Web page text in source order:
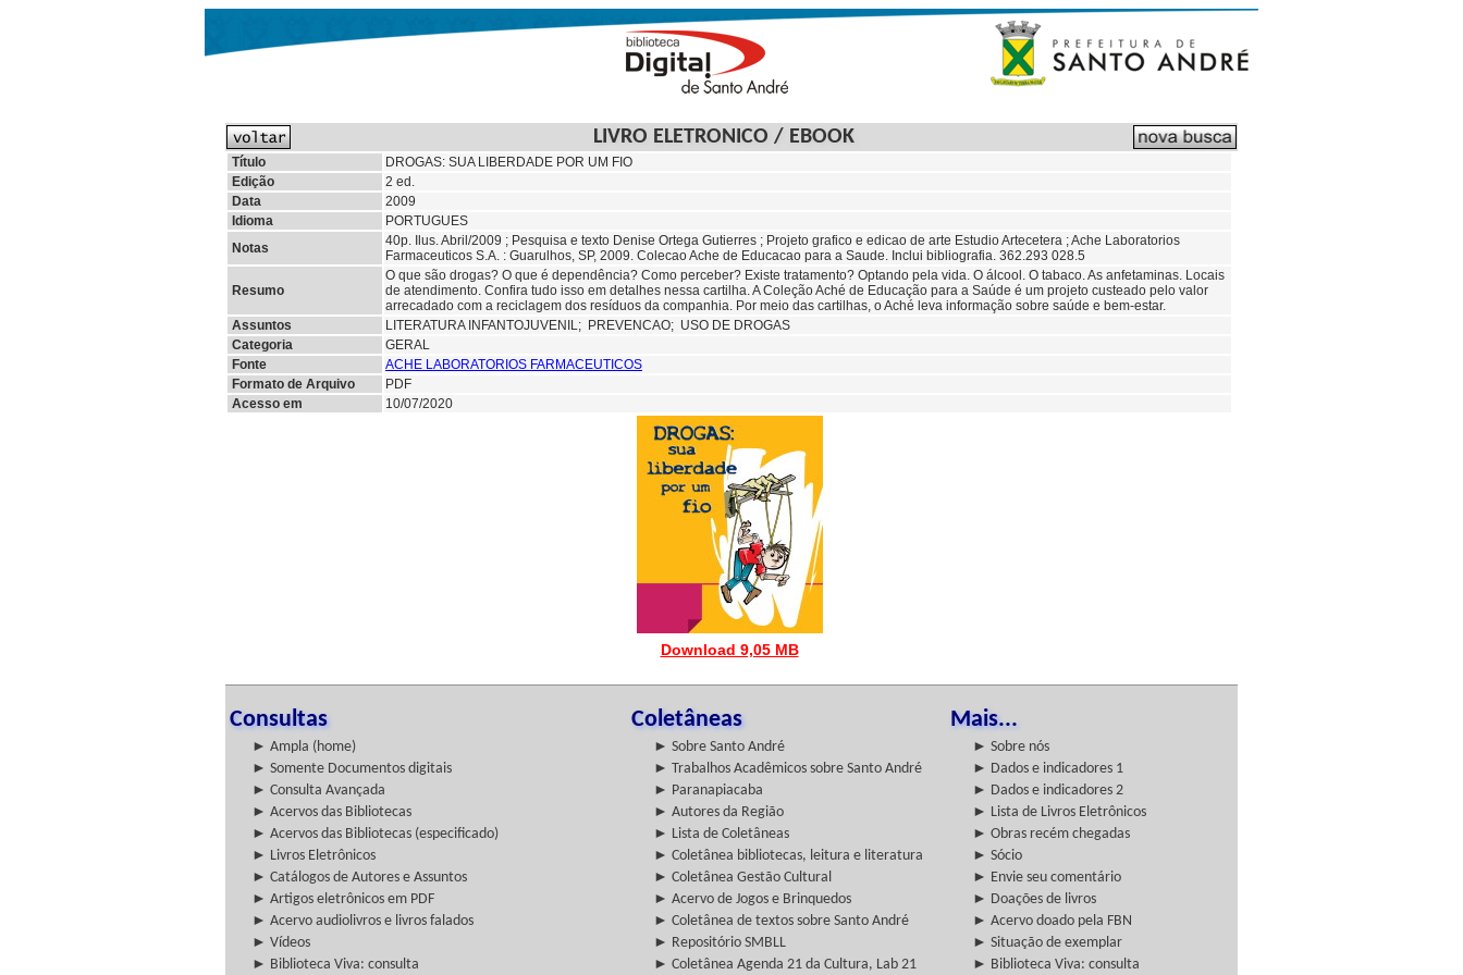
LIVRO ELETRONICO / EBOOK
Título
DROGAS: SUA LIBERDADE POR UM FIO
Edição
2 ed.
Data
2009
Idioma
PORTUGUES
Notas
40p. Ilus. Abril/2009 ; Pesquisa e texto Denise Ortega Gutierres ; Projeto grafico e edicao de arte Estudio Artecetera ; Ache Laboratorios
Farmaceuticos S.A. : Guarulhos, SP, 2009. Colecao Ache de Educacao para a Saude. Inclui bibliografia. 362.293 028.5
Resumo
O que são drogas? O que é dependência? Como perceber? Existe tratamento? Optando pela vida. O álcool. O tabaco. As anfetaminas. Locais
de atendimento. Confira tudo isso em detalhes nessa cartilha. A Coleção Aché de Educação para a Saúde é um projeto custeado pelo valor
arrecadado com a reciclagem dos resíduos da companhia. Por meio das cartilhas, o Aché leva informação sobre saúde e bem-estar.
Assuntos
LITERATURA INFANTOJUVENIL; PREVENCAO; USO DE DROGAS
Categoria
GERAL
Fonte
ACHE LABORATORIOS FARMACEUTICOS
Formato de Arquivo
PDF
Acesso em
10/07/2020
Download 9,05 MB
Consultas Coletâneas Mais...
► Ampla (home) ► Sobre Santo André
► Sobre nós
► Somente Documentos digitais
► Trabalhos Acadêmicos sobre Santo André
► Dados e indicadores 1
► Consulta Avançada
► Paranapiacaba
► Dados e indicadores 2
► Acervos das Bibliotecas
► Autores da Região
► Lista de Livros Eletrônicos
► Acervos das Bibliotecas (especificado)
► Lista de Coletâneas
► Obras recém chegadas
► Livros Eletrônicos
► Coletânea bibliotecas, leitura e literatura
► Sócio
► Catálogos de Autores e Assuntos
► Coletânea Gestão Cultural
► Envie seu comentário
► Artigos eletrônicos em PDF
► Acervo de Jogos e Brinquedos
► Doações de livros
► Acervo audiolivros e livros falados
► Coletânea de textos sobre Santo André
► Acervo doado pela FBN
► Vídeos
► Repositório SMBLL
► Situação de exemplar
► Biblioteca Viva: consulta
► Coletânea Agenda 21 da Cultura, Lab 21 ► Biblioteca Viva: consulta